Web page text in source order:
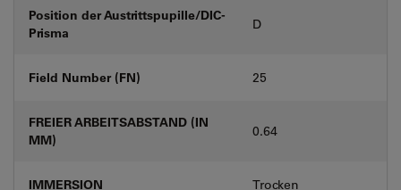
Position der Austrittspupille/DIC-
Prisma
D
Field Number (FN) 25
FREIER ARBEITSABSTAND (IN
MM)
0.64
IMMERSION Trocken